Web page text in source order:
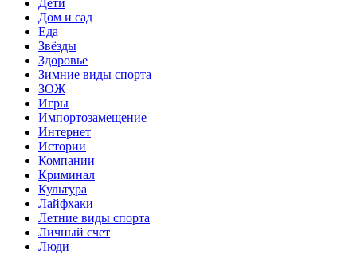
Дом и сад
Еда
Звёзды
Здоровье
Зимние виды спорта
ЗОЖ
Игры
Импортозамещение
Интернет
Истории
Компании
Криминал
Культура
Лайфхаки
Летние виды спорта
Личный счет
Люди